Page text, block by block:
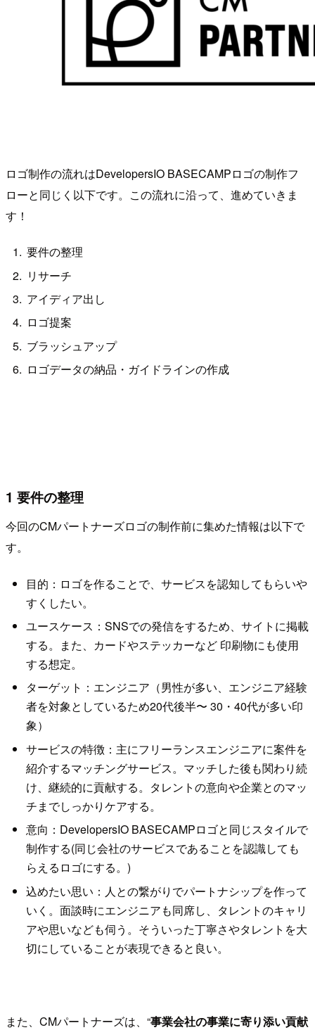
ロゴ制作の流れはDevelopersIO BASECAMPロゴの制作フ
ローと同じく以下です。この流れに沿って、進めていきま
す！
要件の整理
リサーチ
アイディア出し
ロゴ提案
ブラッシュアップ
ロゴデータの納品・ガイドラインの作成
1 要件の整理
今回のCMパートナーズロゴの制作前に集めた情報は以下で
す。
目的：ロゴを作ることで、サービスを認知してもらいや
すくしたい。
ユースケース：SNSでの発信をするため、サイトに掲載
する。また、カードやステッカーなど 印刷物にも使用
する想定。
ターゲット：エンジニア（男性が多い、エンジニア経験
者を対象としているため20代後半〜 30・40代が多い印
象）
サービスの特徴：主にフリーランスエンジニアに案件を
紹介するマッチングサービス。 マッチした後も関わり続
け、継続的に貢献する。 タレントの意向や企業とのマッ
チまでしっかりケアする。
意向：DevelopersIO BASECAMPロゴと同じスタイルで
制作する(同じ会社のサービスであることを認識しても
らえるロゴにする。)
込めたい思い：人との繋がりでパートナシップを作って
いく。面談時にエンジニアも同席し、タレントのキャリ
アや思いなども伺う。そういった丁寧さやタレントを大
切にしていることが表現できると良い。
また、CMパートナーズは、“事業会社の事業に寄り添い貢献